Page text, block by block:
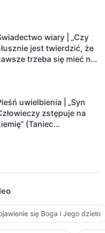
wiary | „Czy
jest twierdzić, że
trzeba się mieć na
uwielbienia | „Syn
zstępuje na
(Taniec
się Boga i Jego dzieło